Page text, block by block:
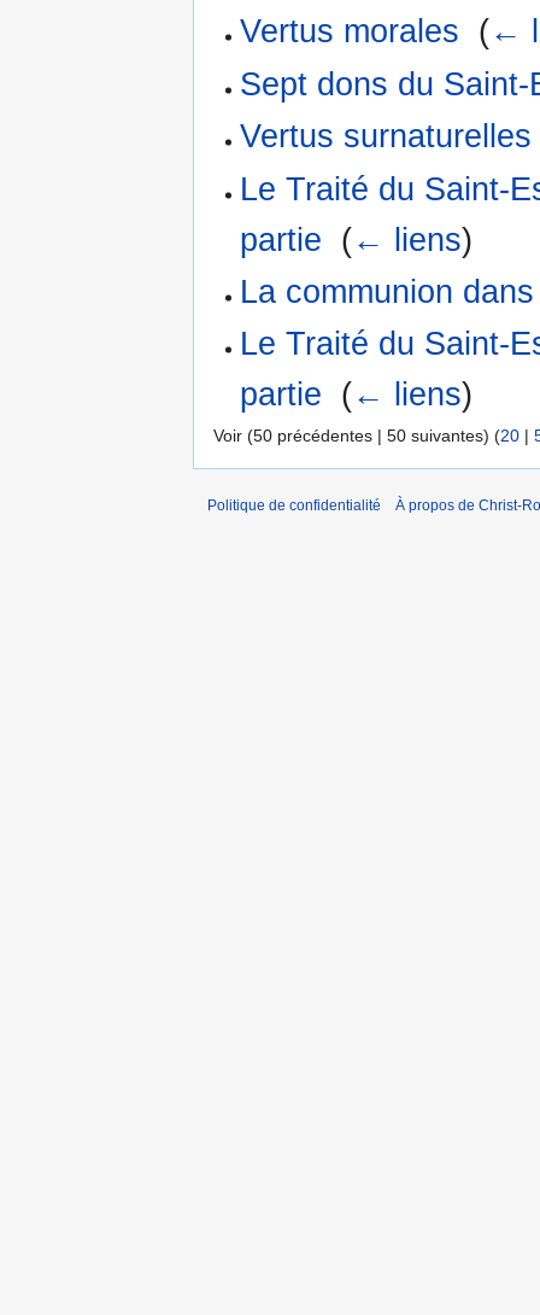
Vertus morales (←
Sept dons du Saint-
Vertus surnaturelles
Le Traité du Saint-
partie (← liens)
La communion
Le Traité du Saint-
partie (← liens)
Voir (50 précédentes | 50 suivantes) (20 |
Politique de confidentialité À propos de Christ-